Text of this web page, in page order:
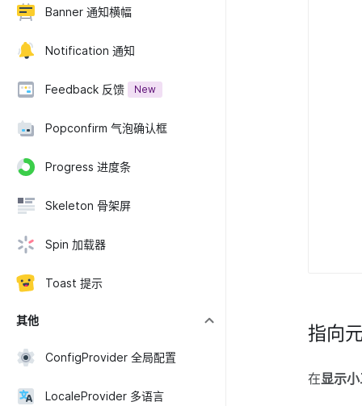
Banner 通知横幅
Notification 通知
Feedback 反馈 New
Popconfirm 气泡确认框
Progress 进度条
Skeleton 骨架屏
Spin 加载器
Toast 提示
其他
ConfigProvider 全局配置
LocaleProvider 多语言
指向
在显示